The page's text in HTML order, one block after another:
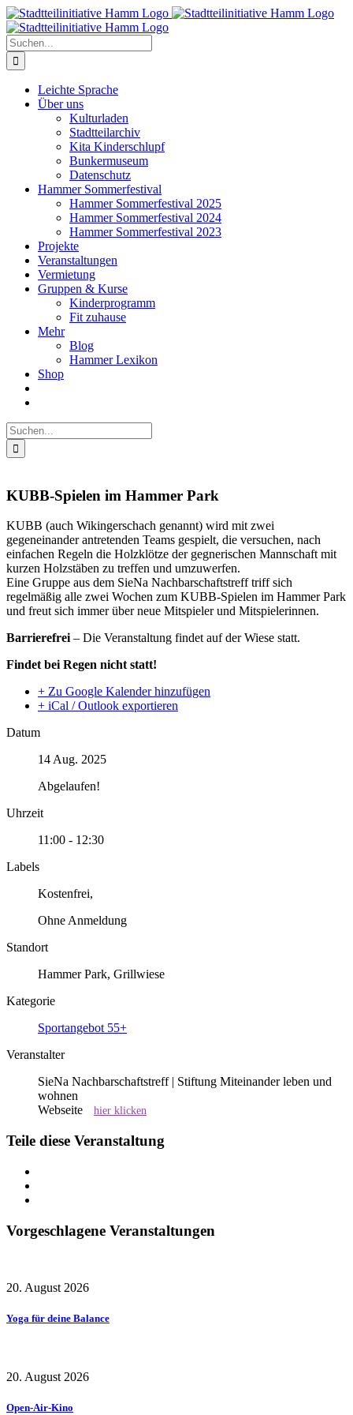
Zum
Inhalt
springen
Suche
nach:
Leichte Sprache
Über uns
Kulturladen
Stadtteilarchiv
Kita Kinderschlupf
Bunkermuseum
Datenschutz
Hammer Sommerfestival
Hammer Sommerfestival 2025
Hammer Sommerfestival 2024
Hammer Sommerfestival 2023
Projekte
Veranstaltungen
Vermietung
Gruppen & Kurse
Kinderprogramm
Fit zuhause
Mehr
Blog
Hammer Lexikon
Shop
Suche
nach:
KUBB-Spielen im Hammer Park
KUBB (auch Wikingerschach genannt) wird mit zwei
gegeneinander antretenden Teams gespielt, die versuchen, nach
einfachen Regeln die Holzklötze der gegnerischen Mannschaft mit
kurzen Holzstäben zu treffen und umzuwerfen.
Eine Gruppe aus dem SieNa Nachbarschaftstreff triff sich
regelmäßig alle zwei Wochen zum KUBB-Spielen im Hammer Park
und freut sich immer über neue Mitspieler und Mitspielerinnen.
Barrierefrei– Die Veranstaltung findet auf der Wiese statt.
Findet bei Regen nicht statt!
+ Zu Google Kalender hinzufügen
+ iCal / Outlook exportieren
Datum
14 Aug. 2025
Abgelaufen!
Uhrzeit
11:00 - 12:30
Labels
Kostenfrei,
Ohne Anmeldung
Standort
Hammer Park, Grillwiese
Kategorie
Sportangebot 55+
Veranstalter
SieNa Nachbarschaftstreff | Stiftung Miteinander leben und
wohnen
Webseite
hier klicken
Teile diese Veranstaltung
Vorgeschlagene Veranstaltungen
20. August 2026
Yoga für deine Balance
20. August 2026
Open-Air-Kino